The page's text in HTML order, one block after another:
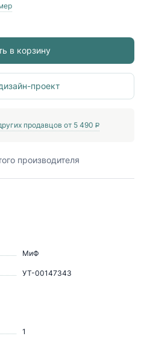
в корзину
проект
продавцов от 5 490 P
производителя
МиФ
УТ-00147343
1